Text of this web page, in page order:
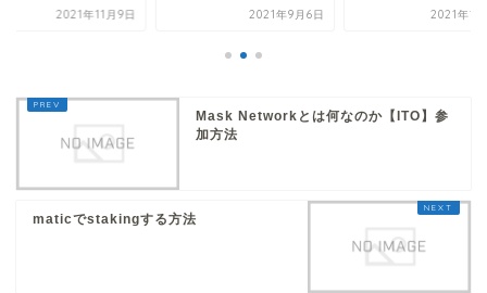
2021年11月9日 2021年9月6日 2021年12
Mask Networkとは何なのか【ITO】参
加方法
maticでstakingする方法